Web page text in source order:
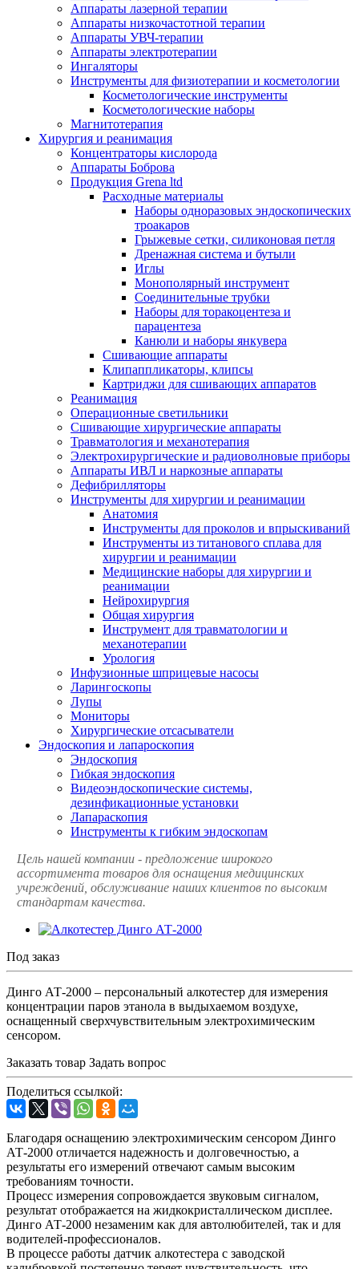
Аппараты лазерной терапии
Аппараты низкочастотной терапии
Аппараты УВЧ-терапии
Аппараты электротерапии
Ингаляторы
Инструменты для физиотерапии и косметологии
Косметологические инструменты
Косметологические наборы
Магнитотерапия
Хирургия и реанимация
Концентраторы кислорода
Аппараты Боброва
Продукция Grena ltd
Расходные материалы
Наборы одноразовых эндоскопических
троакаров
Грыжевые сетки, силиконовая петля
Дренажная система и бутыли
Иглы
Монополярный инструмент
Соединительные трубки
Наборы для торакоцентеза и
парацентеза
Канюли и наборы янкувера
Сшивающие аппараты
Клипаппликаторы, клипсы
Картриджи для сшивающих аппаратов
Реанимация
Операционные светильники
Сшивающие хирургические аппараты
Травматология и механотерапия
Электрохирургические и радиоволновые приборы
Аппараты ИВЛ и наркозные аппараты
Дефибрилляторы
Инструменты для хирургии и реанимации
Анатомия
Инструменты для проколов и впрыскиваний
Инструменты из титанового сплава для
хирургии и реанимации
Медицинские наборы для хирургии и
реанимации
Нейрохирургия
Общая хирургия
Инструмент для травматологии и
механотерапии
Урология
Инфузионные шприцевые насосы
Ларингоскопы
Лупы
Мониторы
Хирургические отсасыватели
Эндоскопия и лапароскопия
Эндоскопия
Гибкая эндоскопия
Видеоэндоскопические системы,
дезинфикационные установки
Лапараскопия
Инструменты к гибким эндоскопам
Цель нашей компании - предложение широкого
ассортимента товаров для оснащения медицинских
учреждений, обслуживание наших клиентов по высоким
стандартам качества.
Под заказ
Динго АТ-2000 – персональный алкотестер для измерения
концентрации паров этанола в выдыхаемом воздухе,
оснащенный сверхчувствительным электрохимическим
сенсором.
Заказать товар Задать вопрос
Поделиться ссылкой:
Благодаря оснащению электрохимическим сенсором Динго
АТ-2000 отличается надежность и долговечностью, а
результаты его измерений отвечают самым высоким
требованиям точности.
Процесс измерения сопровождается звуковым сигналом,
результат отображается на жидкокристаллическом дисплее.
Динго АТ-2000 незаменим как для автолюбителей, так и для
водителей-профессионалов.
В процессе работы датчик алкотестера с заводской